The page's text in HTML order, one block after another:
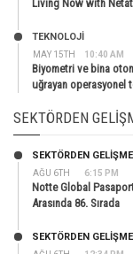
Living Now with
MAY 15TH 10:40 AM
TEKNOLOJİ
Biyometri ve bina
uğrayan
SEKTÖRDEN
AĞU 6TH 6:15 PM
SEKTÖRDEN
Notte Global
Arasında 86. Sırada
SEKTÖRDEN